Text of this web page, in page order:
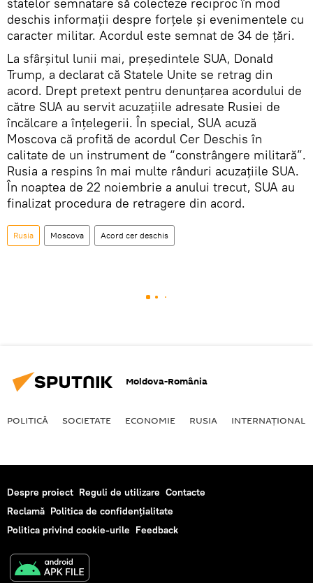
deschis informații despre forțele și evenimentele cu
caracter militar. Acordul este semnat de 34 de țări.
La sfârșitul lunii mai, președintele SUA, Donald
Trump, a declarat că Statele Unite se retrag din
acord. Drept pretext pentru denunțarea acordului de
către SUA au servit acuzațiile adresate Rusiei de
încălcare a înțelegerii. În special, SUA acuză
Moscova că profită de acordul Cer Deschis în
calitate de un instrument de “constrângere militară”.
Rusia a respins în mai multe rânduri acuzațiile SUA.
În noaptea de 22 noiembrie a anului trecut, SUA au
finalizat procedura de retragere din acord.
Rusia Moscova Acord cer deschis
Moldova-România
POLITICĂ SOCIETATE ECONOMIE RUSIA INTERNAŢIONAL
Despre proiect Reguli de utilizare Contacte
Reclamă Politica de confidențialitate
Politica privind cookie-urile Feedback